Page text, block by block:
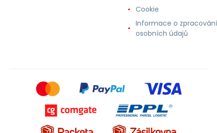
Cookie
Informace o zpracování
osobních údajů